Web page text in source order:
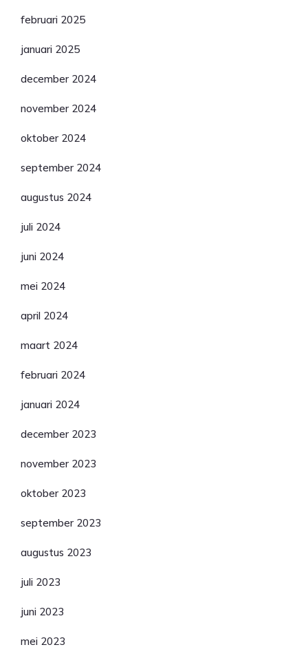
februari 2025
januari 2025
december 2024
november 2024
oktober 2024
september 2024
augustus 2024
juli 2024
juni 2024
mei 2024
april 2024
maart 2024
februari 2024
januari 2024
december 2023
november 2023
oktober 2023
september 2023
augustus 2023
juli 2023
juni 2023
mei 2023